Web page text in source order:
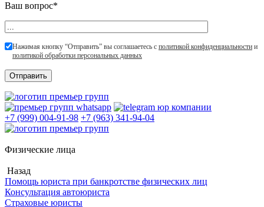
Ваш вопрос*
Нажимая кнопку “Отправить” вы соглашаетесь с политикой конфиденциальности и
политикой обработки персональных данных
+7 (999) 004-91-98 +7 (963) 341-94-04
Физические лица
Назад
Помощь юриста при банкротстве физических лиц
Консультация автоюриста
Страховые юристы